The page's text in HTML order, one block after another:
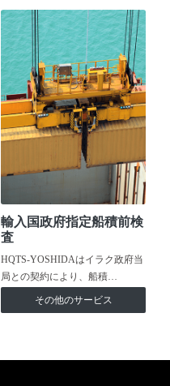
輸入国政府指定船積前検
査
HQTS-YOSHIDAはイラク政府当
局との契約により、船積…
その他のサービス